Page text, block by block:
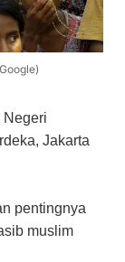
Negeri
Jakarta
pentingnya
muslim